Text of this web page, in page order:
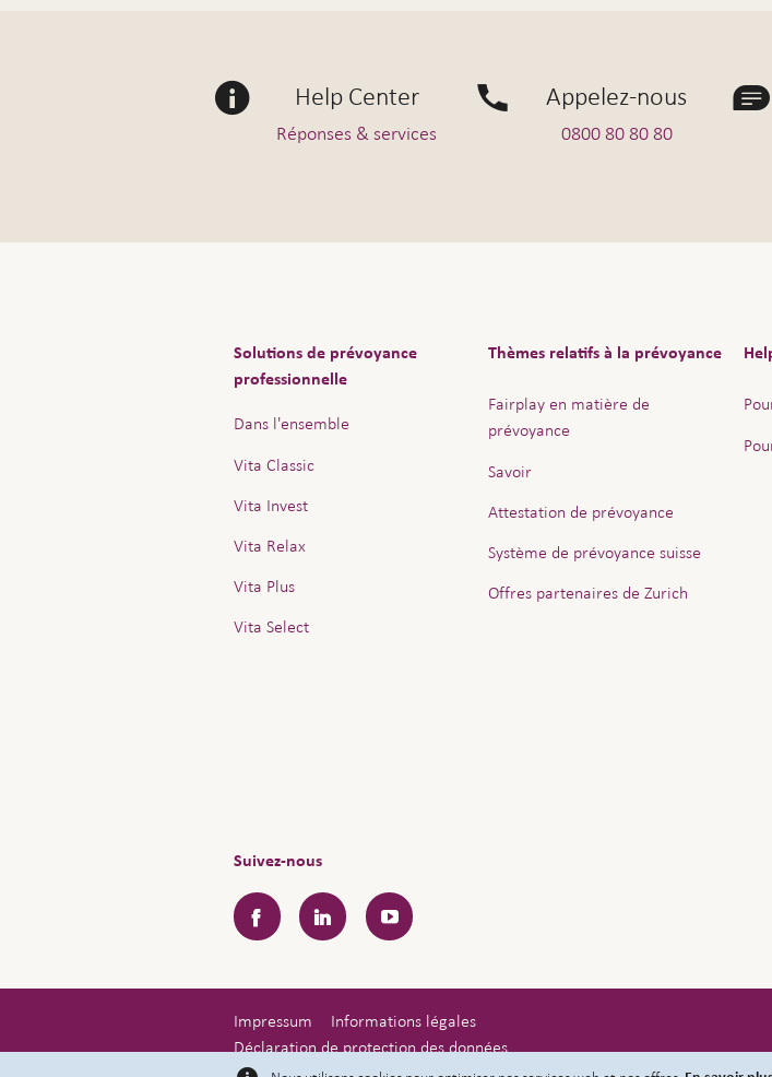
Help Center
Réponses & services
Appelez-nous
0800 80 80 80
Solutions de prévoyance
professionnelle
Dans l'ensemble
Vita Classic
Vita Invest
Vita Relax
Vita Plus
Vita Select
Thèmes relatifs à la prévoyance
Fairplay en matière de
prévoyance
Savoir
Attestation de prévoyance
Système de prévoyance suisse
Offres partenaires de Zurich
Suivez-nous
FacebookLinkedInYouTube
Impressum
Informations légales
Déclaration de protection des données